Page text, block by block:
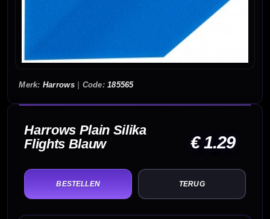
Harrows| 185565
Harrows Plain Silika
Flights Blauw
€ 1.29
TERUG